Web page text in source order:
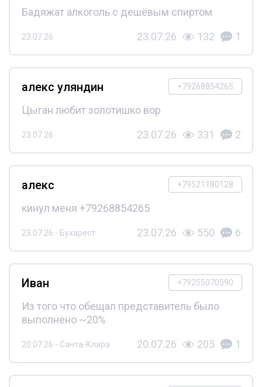
Бадяжат алкоголь с дешёвым спиртом
23.07.26 23.07.26 132 1
+79268854265
алекс уляндин
Цыган любит золотишко вор
23.07.26 23.07.26 331 2
+79521180128
алекс
кинул меня +79268854265
23.07.26 - Бухарест 23.07.26 550 6
+79255070590
Иван
Из того что обещал представитель было
выполнено ~20%
20.07.26 - Санта-Клара 20.07.26 205 1